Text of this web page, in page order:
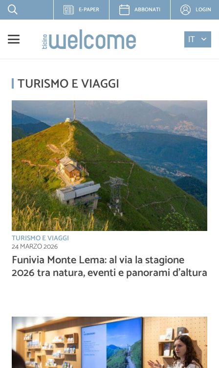
E-PAPER ABBONATI LOGIN
IT
TURISMO E VIAGGI
TURISMO E VIAGGI
24 MARZO 2026
Funivia Monte Lema: al via la stagione
2026 tra natura, eventi e panorami d’altura